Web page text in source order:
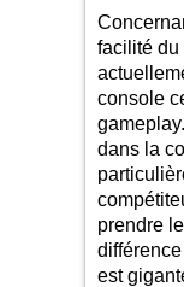
facilité du
console
dans la
prendre
est